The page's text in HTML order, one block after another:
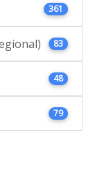
361
83
48
79